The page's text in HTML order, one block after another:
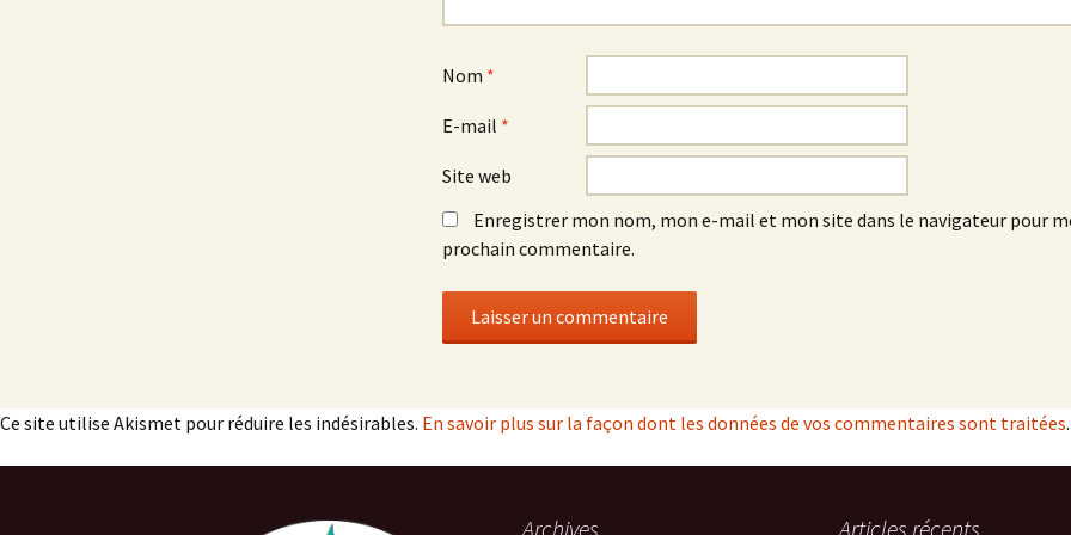
Nom *
E-mail *
Site web
Enregistrer mon nom, mon e-mail et mon site dans le navigateur pour
prochain commentaire.
Ce site utilise Akismet pour réduire les indésirables. En savoir plus sur la façon dont les données de vos commentaires sont traitées.
Archives Articles récents